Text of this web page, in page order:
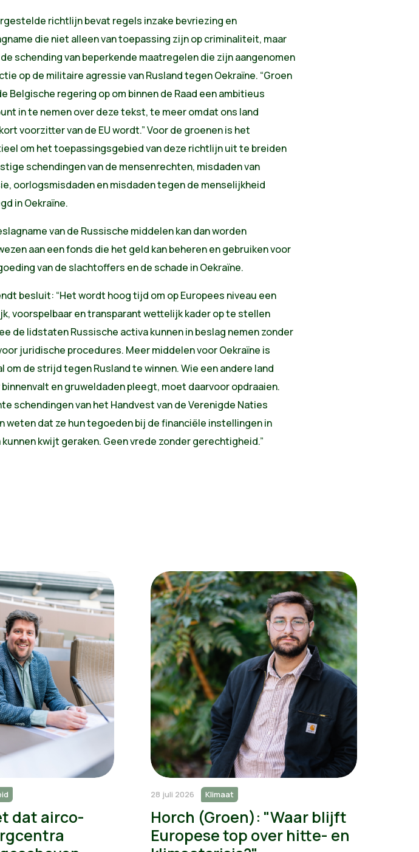
richtlijn bevat regels inzake bevriezing en
die niet alleen van toepassing zijn op criminaliteit, maar
schending van beperkende maatregelen die zijn aangenomen
op de militaire agressie van Rusland tegen Oekraïne. “Groen
Belgische regering op om binnen de Raad een ambitieus
in te nemen over deze tekst, te meer omdat ons land
voorzitter van de EU wordt.” Voor de groenen is het
om het toepassingsgebied van deze richtlijn uit te breiden
schendingen van de mensenrechten, misdaden van
oorlogsmisdaden en misdaden tegen de menselijkheid
in Oekraïne.
van de Russische middelen kan dan worden
aan een fonds die het geld kan beheren en gebruiken voor
van de slachtoffers en de schade in Oekraïne.
besluit: “Het wordt hoog tijd om op Europees niveau een
voorspelbaar en transparant wettelijk kader op te stellen
de lidstaten Russische activa kunnen in beslag nemen zonder
juridische procedures. Meer middelen voor Oekraïne is
om de strijd tegen Rusland te winnen. Wie een andere land
en gruweldaden pleegt, moet daarvoor opdraaien.
schendingen van het Handvest van de Verenigde Naties
weten dat ze hun tegoeden bij de financiële instellingen in
kunnen kwijt geraken. Geen vrede zonder gerechtigheid.”
dat airco-
28 juli 2026 Klimaat
Horch (Groen): "Waar blijft
Europese top over hitte- en